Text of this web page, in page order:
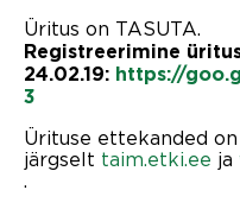
Üritus on TASUTA.
Registreerimine
24.02.19: https://
3
Ürituse ettekanded
järgselt taim.etki.ee ja
.